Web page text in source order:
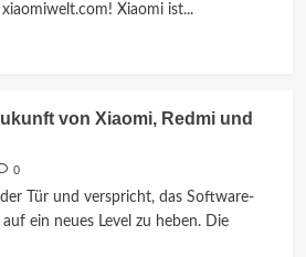
Xiaomi ist...
von Xiaomi, Redmi und
0
Tür und verspricht, das Software-
ein neues Level zu heben. Die